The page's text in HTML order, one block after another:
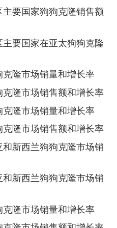
要国家狗狗克隆销售额
要国家在亚太狗狗克隆
隆市场销量和增长率
隆市场销售额和增长率
隆市场销量和增长率
隆市场销售额和增长率
新西兰狗狗克隆市场销
新西兰狗狗克隆市场销
隆市场销量和增长率